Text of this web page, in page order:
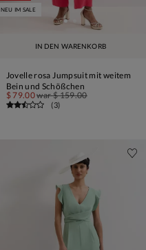
IN DEN WARENKORB
NEU IM SALE
Jovelle rosa Jumpsuit mit weitem
Bein und Schößchen
$ 79.00war$ 159.00
(3)